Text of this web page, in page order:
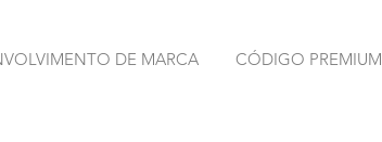
DE MARCA CÓDIGO PREMIUM